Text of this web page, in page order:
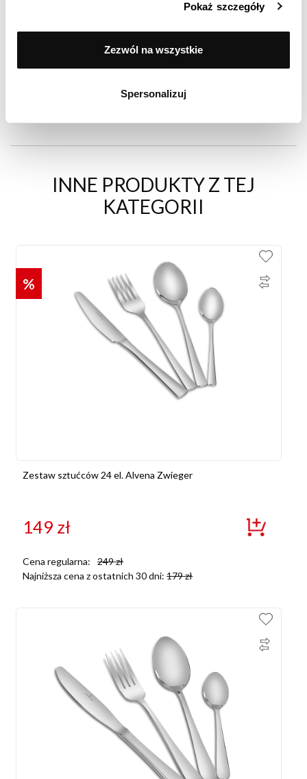
Pokaż szczegóły
Zezwól na wszystkie
Spersonalizuj
98% zadowolonych klientów
(Based on 5519 Reviews)
INNE PRODUKTY Z TEJ
KATEGORII
%
Zestaw sztućców 24 el. Alvena Zwieger
149 zł
Cena regularna: 249zł
Najniższa cena z ostatnich 30 dni:179zł